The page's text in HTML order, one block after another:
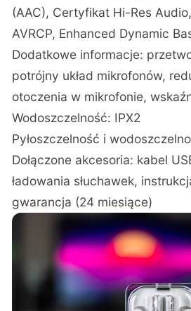
(AAC), Certyfikat Hi-Res
AVRCP, Enhanced Dynamic
Dodatkowe informacje:
potrójny układ mikrofonów,
otoczenia w mikrofonie,
Wodoszczelność: IPX2
Pyłoszczelność i
Dołączone akcesoria: kabel
ładowania słuchawek,
gwarancja (24 miesiące)